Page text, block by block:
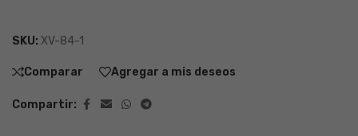
SKU: XV-84-1
Comparar Agregar a mis deseos
Compartir: